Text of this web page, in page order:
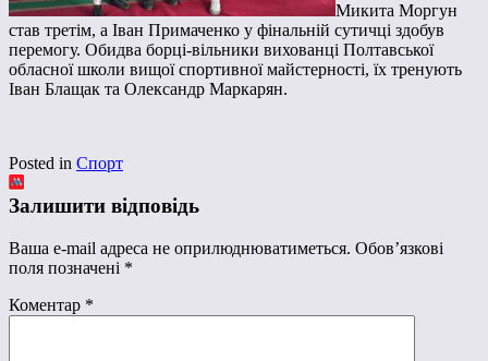
Микита Моргун
став третім, а Іван Примаченко у фінальній сутичці здобув
перемогу. Обидва борці-вільники вихованці Полтавської
обласної школи вищої спортивної майстерності, їх тренують
Іван Блащак та Олександр Маркарян.
Posted in Спорт
Залишити відповідь
Ваша e-mail адреса не оприлюднюватиметься. Обов’язкові
поля позначені *
Коментар *